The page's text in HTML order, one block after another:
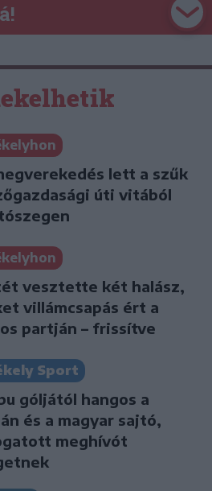
lett a szűk
úti vitából
vesztette két halász,
villámcsapás ért a
partján – frissítve
Sport
góljától hangos a
és a magyar sajtó,
meghívót